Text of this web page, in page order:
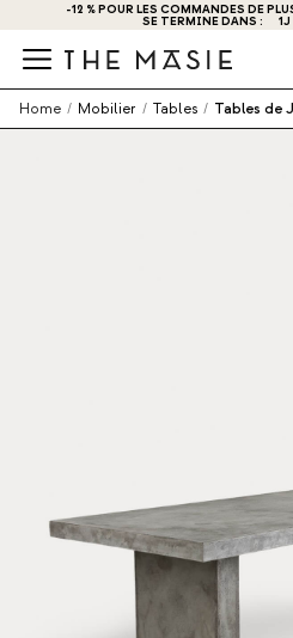
-12 % POUR LES COMMANDES DE
SE TERMINE DANS : 1J
OBTENEZ - 10 % DE RÉDUCTION EN
Home / Mobilier / Tables / Tables de